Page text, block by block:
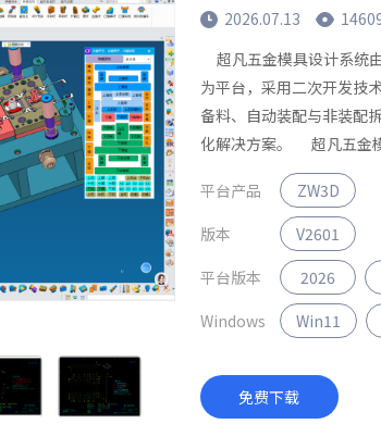
2026.07.13
超凡五金模具设计系统
为平台，采用二次开发技
备料、自动装配与非装配
化解决方案。 超凡五金
平台产品
ZW3D
版本
V2601
平台版本
2026
Windows
Win11
免费下载